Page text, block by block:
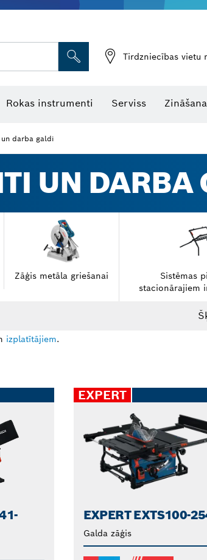
Tirdzniecības vietu
Rokas instrumenti Serviss
darba galdi
UN DARBA
Zāģis metāla griešanai
Sistēmas
stacionārajiem
izplatītājiem.
EXPERT
EXPERT EXTS100-
Galda zāģis